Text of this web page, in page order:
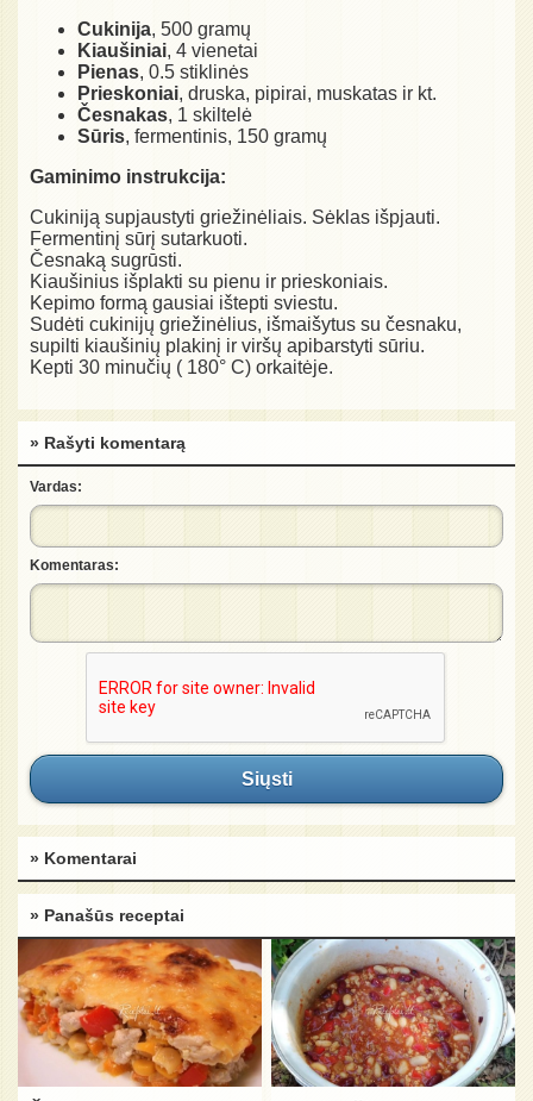
Cukinija, 500 gramų
Kiaušiniai, 4 vienetai
Pienas, 0.5 stiklinės
Prieskoniai, druska, pipirai, muskatas ir kt.
Česnakas, 1 skiltelė
Sūris, fermentinis, 150 gramų
Gaminimo instrukcija:
Cukiniją supjaustyti griežinėliais. Sėklas išpjauti.
Fermentinį sūrį sutarkuoti.
Česnaką sugrūsti.
Kiaušinius išplakti su pienu ir prieskoniais.
Kepimo formą gausiai ištepti sviestu.
Sudėti cukinijų griežinėlius, išmaišytus su česnaku,
supilti kiaušinių plakinį ir viršų apibarstyti sūriu.
Kepti 30 minučių ( 180° C) orkaitėje.
» Rašyti komentarą
Vardas:
Komentaras:
Siųsti
» Komentarai
» Panašūs receptai